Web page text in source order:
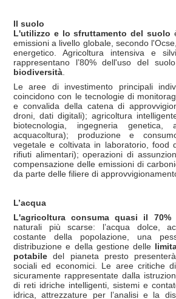
Il suolo
L'utilizzo e lo sfruttamento del suolo
emissioni a livello globale, secondo
energetico. Agricoltura intensiva e
rappresentano l’80% dell'uso del
biodiversità
Le aree di investimento principali
coincidono con le tecnologie di
e convalida della catena di
droni, dati digitali); agricoltura
biotecnologia, ingegneria genetica,
acquacoltura); produzione e
vegetale e coltivata in laboratorio, food
rifiuti alimentari); operazioni di
compensazione delle emissioni di
da parte delle filiere di
L’acqua
L'agricoltura consuma quasi il 70%
naturali più scarse: l’acqua dolce,
costante della popolazione, una
distribuzione e della gestione delle
potabile del pianeta presto
sociali ed economici. Le aree critiche
sicuramente rappresentate dalla
di reti idriche intelligenti, sistemi e
idrica, attrezzature per l’analisi e la